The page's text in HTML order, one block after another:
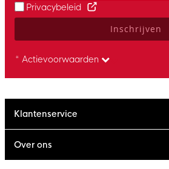
Privacybeleid
Inschrijven
* Actievoorwaarden
Klantenservice
Over ons